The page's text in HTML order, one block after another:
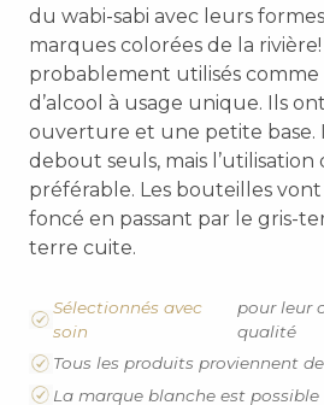
du wabi-sabi avec leurs
marques colorées de la
probablement utilisés comme
d’alcool à usage unique. Ils
ouverture et une petite base.
debout seuls, mais l’utilisation
préférable. Les bouteilles
foncé en passant par le gris-
terre cuite.
Sélectionnés avec
soin
pour leur
qualité
Tous les produits proviennent
La marque blanche est possible